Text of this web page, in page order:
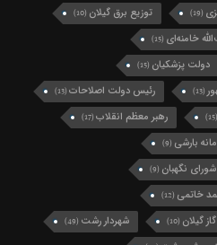
(19) توزیع برق گیلان (10)
خامنه‌ای (15)
دولت پزشکیان (15)
(13) رئیس دولت اصلاحات(13)
(15) رهبر معظم انقلاب(17)
بارشی (9)
نگهبان (9)
خاتمی (12)
گیلان (10) شهردار رشت (49)